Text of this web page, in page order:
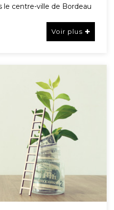
le centre-ville de Bordeau
Voir plus